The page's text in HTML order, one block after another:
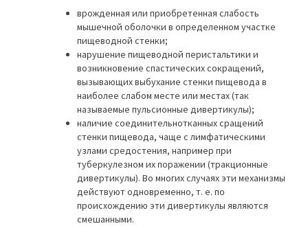
врожденная или приобретенная слабость
мышечной оболочки в определенном участке
пищеводной стенки;
нарушение пищеводной перистальтики и
возникновение спастических сокращений,
вызывающих выбухание стенки пищевода в
наиболее слабом месте или местах (так
называемые пульсионные дивертикулы);
наличие соединительнотканных сращений
стенки пищевода, чаще с лимфатическими
узлами средостения, например при
туберкулезном их поражении (тракционные
дивертикулы). Во многих случаях эти механизмы
действуют одновременно, т. е. по
происхождению эти дивертикулы являются
смешанными.